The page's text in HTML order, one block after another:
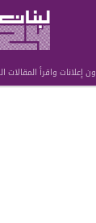
إعلانات واقرأ المقالات